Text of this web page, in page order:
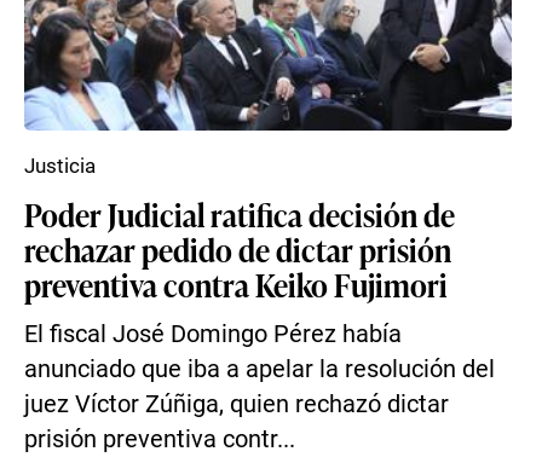
Poder Judicial ratifica decisión de
rechazar pedido de dictar prisión
preventiva contra Keiko Fujimori
El fiscal José Domingo Pérez había
anunciado que iba a apelar la resolución del
juez Víctor Zúñiga, quien rechazó dictar
prisión preventiva contr...
Justicia